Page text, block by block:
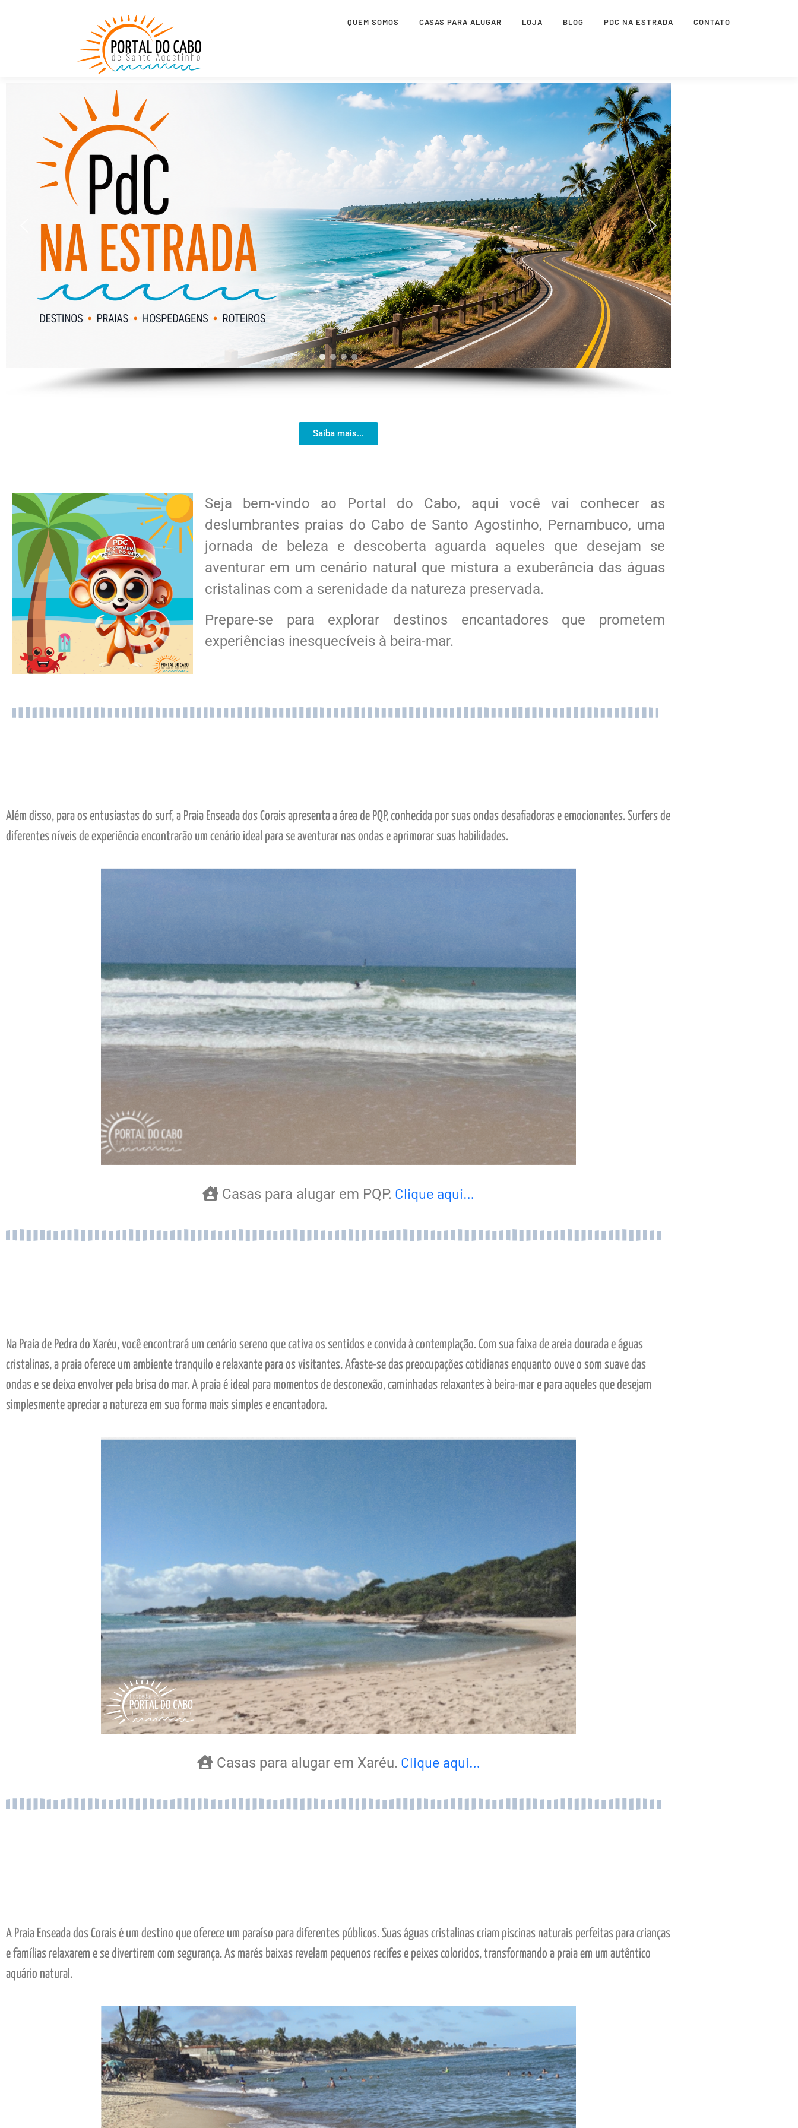
QUEM SOMOS CASAS PARA ALUGAR LOJA BLOG PDC NA ESTRADA CONTATO
Saiba mais...
Seja bem-vindo ao Portal do Cabo, aqui você vai conhecer as
deslumbrantes praias do Cabo de Santo Agostinho, Pernambuco, uma
jornada de beleza e descoberta aguarda aqueles que desejam se
aventurar em um cenário natural que mistura a exuberância das águas
cristalinas com a serenidade da natureza preservada.
Prepare-se para explorar destinos encantadores que prometem
experiências inesquecíveis à beira-mar.
Além disso, para os entusiastas do surf, a Praia Enseada dos Corais apresenta a área de PQP, conhecida por suas ondas desafiadoras e emocionantes. Surfers de
diferentes níveis de experiência encontrarão um cenário ideal para se aventurar nas ondas e aprimorar suas habilidades.
Casas para alugar em PQP. Clique aqui…
Na Praia de Pedra do Xaréu, você encontrará um cenário sereno que cativa os sentidos e convida à contemplação. Com sua faixa de areia dourada e águas
cristalinas, a praia oferece um ambiente tranquilo e relaxante para os visitantes. Afaste-se das preocupações cotidianas enquanto ouve o som suave das
ondas e se deixa envolver pela brisa do mar. A praia é ideal para momentos de desconexão, caminhadas relaxantes à beira-mar e para aqueles que desejam
simplesmente apreciar a natureza em sua forma mais simples e encantadora.
Casas para alugar em Xaréu. Clique aqui…
A Praia Enseada dos Corais é um destino que oferece um paraíso para diferentes públicos. Suas águas cristalinas criam piscinas naturais perfeitas para crianças
e famílias relaxarem e se divertirem com segurança. As marés baixas revelam pequenos recifes e peixes coloridos, transformando a praia em um autêntico
aquário natural.